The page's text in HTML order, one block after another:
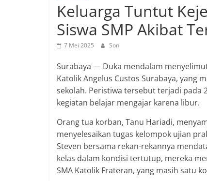
Keluarga Tuntut
Siswa SMP Akibat
7 Mei 2025 Son
Surabaya — Duka mendalam
Katolik Angelus Custos Surabaya, yang
sekolah. Peristiwa tersebut terjadi pada
kegiatan belajar mengajar karena libur.
Orang tua korban, Tanu Hariadi,
menyelesaikan tugas kelompok ujian
Steven bersama rekan-rekannya
kelas dalam kondisi tertutup, mereka
SMA Katolik Frateran, yang masih satu